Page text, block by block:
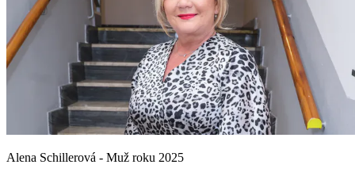
Alena Schillerová - Muž roku 2025